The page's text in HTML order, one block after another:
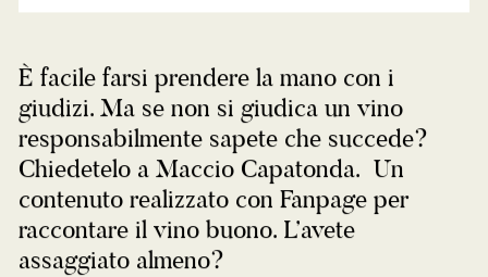
È facile farsi prendere la mano con i
giudizi. Ma se non si giudica un vino
responsabilmente sapete che succede?
Chiedetelo a Maccio Capatonda. Un
contenuto realizzato con Fanpage per
raccontare il vino buono. L’avete
assaggiato almeno?